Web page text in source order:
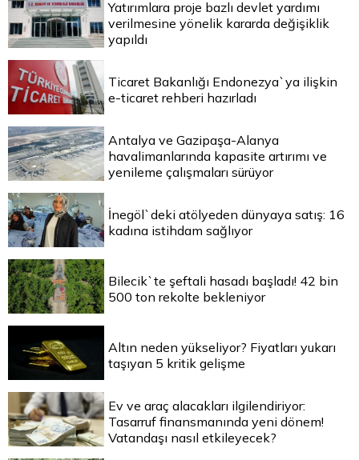
Yatırımlara proje bazlı devlet yardımı
verilmesine yönelik kararda değişiklik
yapıldı
Ticaret Bakanlığı Endonezya`ya ilişkin
e-ticaret rehberi hazırladı
Antalya ve Gazipaşa-Alanya
havalimanlarında kapasite artırımı ve
yenileme çalışmaları sürüyor
İnegöl`deki atölyeden dünyaya satış: 16
kadına istihdam sağlıyor
Bilecik`te şeftali hasadı başladı! 42 bin
500 ton rekolte bekleniyor
Altın neden yükseliyor? Fiyatları yukarı
taşıyan 5 kritik gelişme
Ev ve araç alacakları ilgilendiriyor:
Tasarruf finansmanında yeni dönem!
Vatandaşı nasıl etkileyecek?